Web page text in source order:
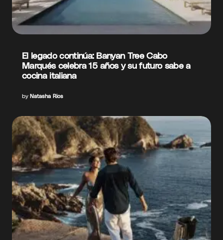
El legado continúa: Banyan Tree Cabo
Marqués celebra 15 años y su futuro sabe a
cocina italiana
by Natasha Rios